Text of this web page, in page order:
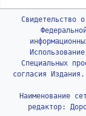
Свидетельство
Специальных
согласия
Наименование
редактор: